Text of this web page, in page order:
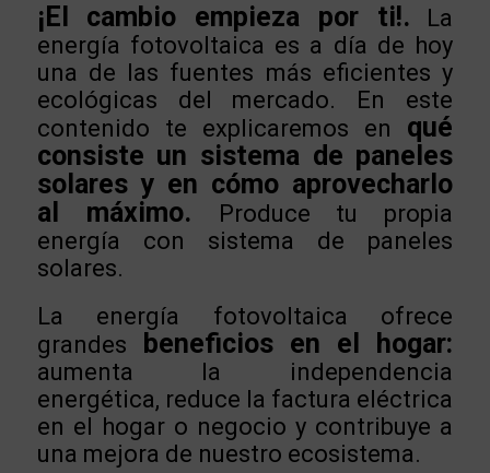
¡El cambio empieza por ti!.
La
energía fotovoltaica es a día de hoy
una de las fuentes más eficientes y
ecológicas del mercado.
En este
contenido te explicaremos en qué
consiste un sistema de paneles
solares y en cómo aprovecharlo
al máximo.
Produce tu propia
energía con sistema de paneles
solares.
La energía fotovoltaica ofrece
grandes
beneficios en el hogar:
aumenta la independencia
energética, reduce la factura eléctrica
en el hogar o negocio y contribuye a
una mejora de nuestro ecosistema.